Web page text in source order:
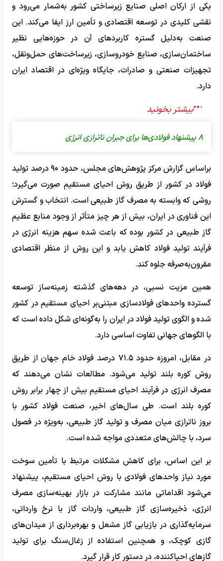
یکی از ارکان اصلی صنایع زیرساختی کشور به‌شمار می‌رود و
نقشی کلیدی در توسعه اقتصادی و تأمین ارز ایفا می‌کند. این
صنعت به‌دلیل گستره کاربردهای آن در حوزه‌هایی نظیر
ساختمان‌سازی، صنایع خودروسازی، زیرساخت‌های حمل‌ونقل،
تجهیزات صنعتی و صادرات، جایگاه ویژه‌ای در اقتصاد ایران
دارد.
۸ پیشنهاد فولادی‌ها برای جبران ناترازی انرژی
براساس گزارش مرکز پژوهش‌های مجلس، حدود ۹۰ درصد تولید
فولاد در کشور از طریق روش احیای مستقیم صورت می‌گیرد؛
روشی که وابسته به مصرف گاز طبیعی است. انتخاب و گسترش
این فناوری در ایران، بیش از هر چیز متأثر از وجود منابع عظیم
گاز طبیعی در کشور بوده که باعث شده سهم هزینه انرژی در
فرآیند تولید فولاد کاهش یابد و این روش از منظر اقتصادی
مقرون‌به‌صرفه جلوه کند.
همین مزیت نسبی، در دهه‌های گذشته زمینه‌ساز توسعه
گسترده واحدهای فولادسازی مبتنی‌بر احیای مستقیم در کشور
شده و الگوی تولید فولاد در ایران را به‌گونه‌ای شکل داده است که
با الگوهای جهانی تفاوت اساسی دارد.
در مقابل، امروزه حدود ۷۱.۵ درصد فولاد خام جهان از طریق
روش کوره بلند تولید می‌شود. مطالعات نشان می‌دهند که
مصرف انرژی در فرآیند احیای مستقیم بیش از چهار برابر روش
کوره بلند است. طی سال‌های اخیر، صنعت فولاد کشور با
بروز ناترازی میان مصرف و تولید گاز طبیعی، به‌ویژه در فصول
سرد، با چالش‌های متعددی مواجه شده است.
بر این اساس، برای کاهش مشکلات مرتبط با تأمین سوخت
مورد نیاز واحدهای فولادی با روش احیای مستقیم، پیشنهاد
می‌شود اقداماتی مانند مشارکت در بازار بهینه‌سازی مصرف
انرژی، ذخیره‌سازی گاز طبیعی، واردات گاز با نرخ وارداتی،
سرمایه‌گذاری در بازیابی گاز مشعل و بهره‌برداری از میدان‌های
گازی کوچک، و همچنین استفاده از زغال‌سنگ برای تولید
گازهای احیاکننده، در دستور کار قرار گیرد.